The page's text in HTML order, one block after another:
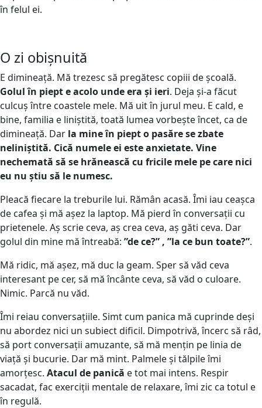
în felul ei.
O zi obișnuită
E dimineață. Mă trezesc să pregătesc copiii de școală.
Golul în piept e acolo unde era și ieri. Deja și-a făcut
culcuș între coastele mele. Mă uit în jurul meu. E cald, e
bine, familia e liniștită, toată lumea vorbește încet, ca de
dimineață. Dar la mine în piept o pasăre se zbate
neliniștită. Cică numele ei este anxietate. Vine
nechemată să se hrănească cu fricile mele pe care nici
eu nu știu să le numesc.
Pleacă fiecare la treburile lui. Rămân acasă. Îmi iau ceașca
de cafea și mă așez la laptop. Mă pierd în conversații cu
prietenele. Aș scrie ceva, aș crea ceva, aș găti ceva. Dar
golul din mine mă întreabă: ”de ce?” , ”la ce bun toate?”.
Mă ridic, mă așez, mă duc la geam. Sper să văd ceva
interesant pe cer, să mă încânte ceva, să văd o culoare.
Nimic. Parcă nu văd.
Îmi reiau conversațiile. Simt cum panica mă cuprinde deși
nu abordez nici un subiect dificil. Dimpotrivă, încerc să râd,
să port conversații amuzante, să mă mențin pe linia de
viață și bucurie. Dar mă mint. Palmele și tălpile îmi
amorțesc. Atacul de panică e tot mai intens. Respir
sacadat, fac exerciții mentale de relaxare, îmi zic ca totul e
în regulă.